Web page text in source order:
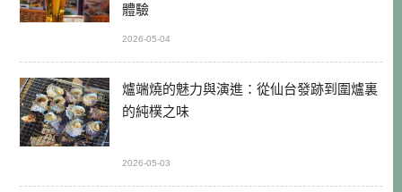
體驗
2026-05-04
爐端燒的魅力與演進：從仙台發跡到圍爐裏
的純樸之味
2026-05-03